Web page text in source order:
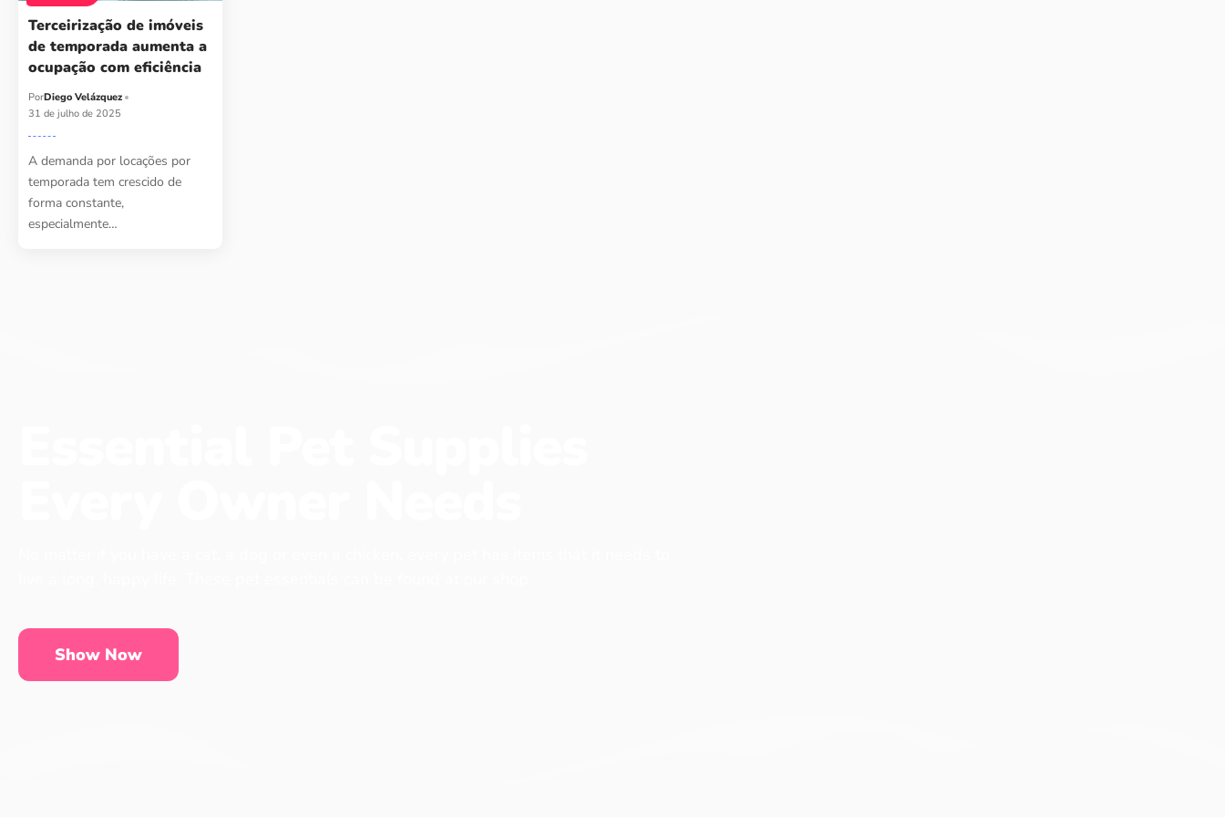
Terceirização de imóveis
de temporada aumenta a
ocupação com eficiência
PorDiego Velázquez
31 de julho de 2025
A demanda por locações por
temporada tem crescido de
forma constante,
especialmente…
Show Now